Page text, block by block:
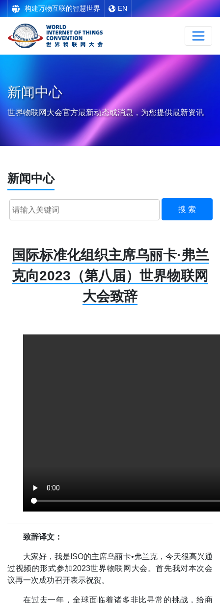
构建万物互联的智慧世界 EN
新闻中心
世界物联网大会官方最新动态或消息，为您提供最新资讯
新闻中心
搜 索
国际标准化组织主席乌丽卡·弗兰
克向2023（第八届）世界物联网
大会致辞
致辞译文：
大家好，我是ISO的主席乌丽卡•弗兰克，今天很高兴通
过视频的形式参加2023世界物联网大会。首先我对本次会
议再一次成功召开表示祝贺。
在过去一年，全球面临着诸多非比寻常的挑战，给商